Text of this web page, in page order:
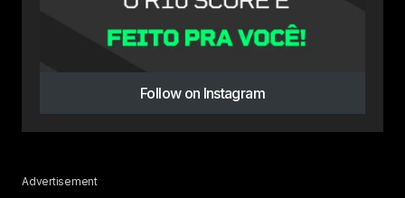
Follow on Instagram
Advertisement